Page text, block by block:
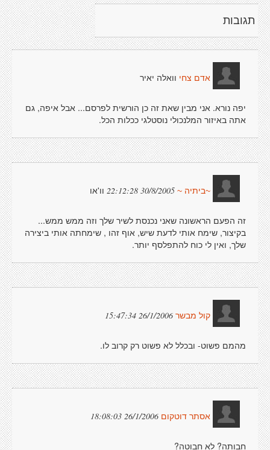
תגובות
אדם צחי וואלה יאיר
יפה נורא. אני מבין שאת זה כן הורשית לפרסם... אבל איפה, גם
אתה באיזור המלנכולי נוסטלגי ככלות הכל.
~ביתיה ~ 30/8/2005 22:12:28 וו'או
זה הפעם הראשונה שאני נכנסת לשיר שלך וזה ממש ממש...
בקיצור, שימח אותי לדעת שיש, אוף זהו , שימחתה אותי ביצירה
שלך, ואין לי כוח להתפלסף יותר.
קול מבשר 26/1/2006 15:47:34
מהמם פשוט- ובכלל לא פשוט רק קרוב לו.
אסתר דוטקום 26/1/2006 18:08:03
חבותה? לא חבוטה?